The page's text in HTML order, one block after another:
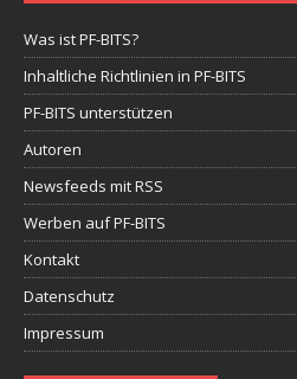
Was ist PF-BITS?
Inhaltliche Richtlinien in PF-BITS
PF-BITS unterstützen
Autoren
Newsfeeds mit RSS
Werben auf PF-BITS
Kontakt
Datenschutz
Impressum